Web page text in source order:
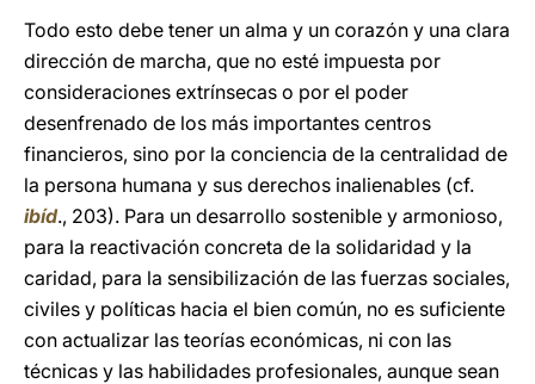
Todo esto debe tener un alma y un corazón y una clara
dirección de marcha, que no esté impuesta por
consideraciones extrínsecas o por el poder
desenfrenado de los más importantes centros
financieros, sino por la conciencia de la centralidad de
la persona humana y sus derechos inalienables (cf.
ibíd., 203). Para un desarrollo sostenible y armonioso,
para la reactivación concreta de la solidaridad y la
caridad, para la sensibilización de las fuerzas sociales,
civiles y políticas hacia el bien común, no es suficiente
con actualizar las teorías económicas, ni con las
técnicas y las habilidades profesionales, aunque sean